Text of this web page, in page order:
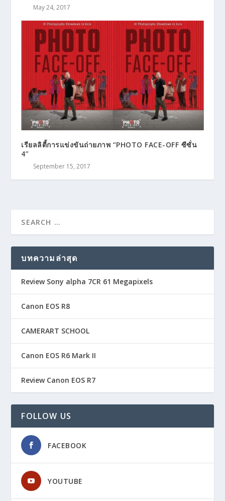
May 24, 2017
เรียลลิตี้การแข่งขันถ่ายภาพ “PHOTO FACE-OFF ซีซั่น
4”
September 15, 2017
บทความล่าสุด
Review Sony alpha 7CR 61 Megapixels
Canon EOS R8
CAMERART SCHOOL
Canon EOS R6 Mark II
Review Canon EOS R7
FOLLOW US
FACEBOOK
YOUTUBE